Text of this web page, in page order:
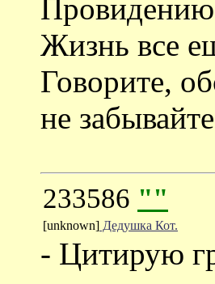
Жизнь все
Говорите,
не
233586 ""
[unknown] Дедушка Кот.
- Цитирую